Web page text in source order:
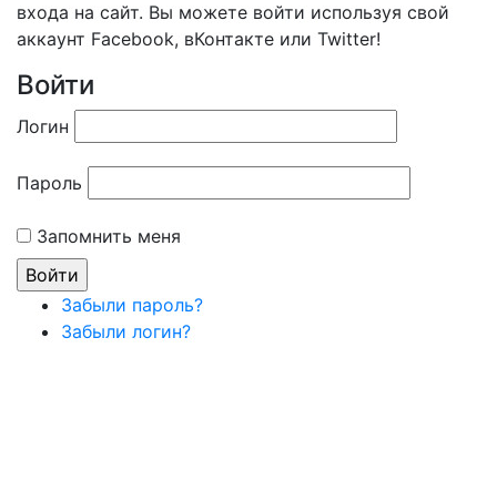
входа на сайт. Вы можете войти используя свой
аккаунт Facebook, вКонтакте или Twitter!
Войти
Логин
Пароль
Запомнить меня
Забыли пароль?
Забыли логин?